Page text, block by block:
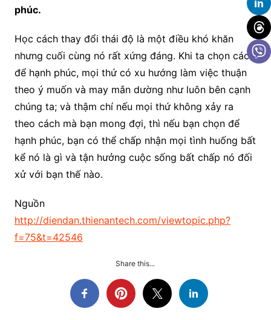
phúc.
Học cách thay đổi thái độ là một điều khó khăn
nhưng cuối cùng nó rất xứng đáng. Khi ta chọn cách
để hạnh phúc, mọi thứ có xu hướng làm việc thuận
theo ý muốn và may mắn dường như luôn bên cạnh
chúng ta; và thậm chí nếu mọi thứ không xảy ra
theo cách mà bạn mong đợi, thì nếu bạn chọn để
hạnh phúc, bạn có thể chấp nhận mọi tình huống bất
kể nó là gì và tận hưởng cuộc sống bất chấp nó đối
xử với bạn thế nào.
Nguồn
http://diendan.thienantech.com/viewtopic.php?
f=75&t=42546
Share this...